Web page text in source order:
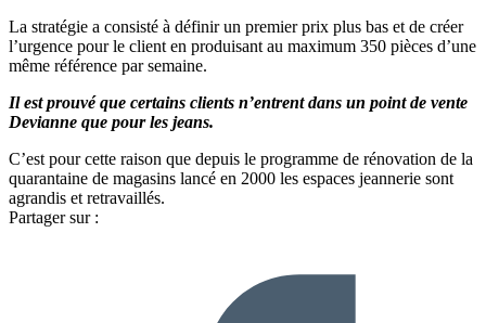
La stratégie a consisté à définir un premier prix plus bas et de créer
l’urgence pour le client en produisant au maximum 350 pièces d’une
même référence par semaine.
Il est prouvé que certains clients n’entrent dans un point de vente
Devianne que pour les jeans.
C’est pour cette raison que depuis le programme de rénovation de la
quarantaine de magasins lancé en 2000 les espaces jeannerie sont
agrandis et retravaillés.
Partager sur :